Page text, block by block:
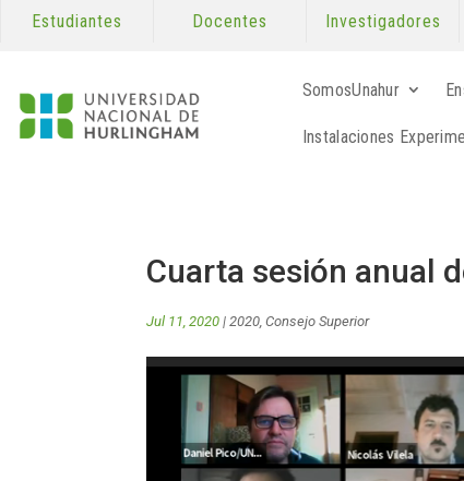
Estudiantes Docentes Investigadores
SomosUnahur
Instalaciones
Cuarta sesión anual
Jul 11, 2020 |2020,Consejo Superior